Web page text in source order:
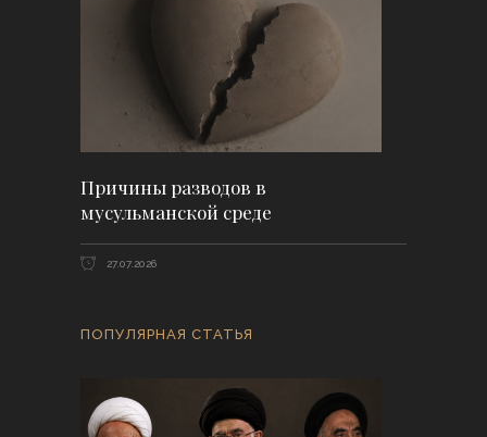
Причины разводов в
мусульманской среде
27.07.2026
ПОПУЛЯРНАЯ СТАТЬЯ